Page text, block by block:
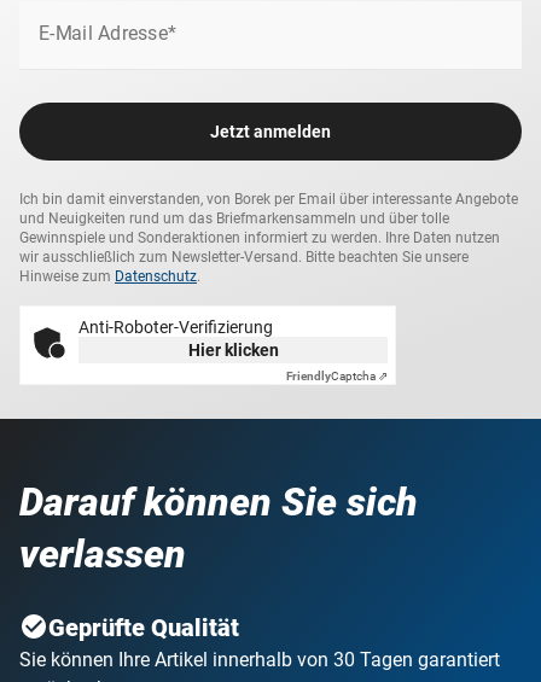
E-Mail Adresse*
Jetzt anmelden
Ich bin damit einverstanden, von Borek per Email über interessante Angebote
und Neuigkeiten rund um das Briefmarkensammeln und über tolle
Gewinnspiele und Sonderaktionen informiert zu werden. Ihre Daten nutzen
wir ausschließlich zum Newsletter-Versand. Bitte beachten Sie unsere
Hinweise zum Datenschutz.
Anti-Roboter-Verifizierung
Hier klicken
FriendlyCaptcha ⇗
Darauf können Sie sich
verlassen
Geprüfte Qualität
Sie können Ihre Artikel innerhalb von 30 Tagen garantiert